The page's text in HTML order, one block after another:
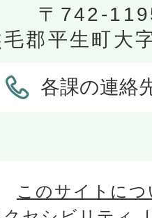
〒742-
毛郡平生町大
各課の連絡
このサイトに